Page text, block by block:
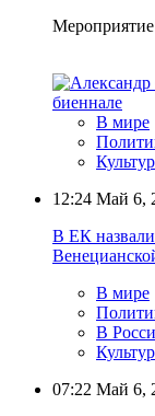
В мире
12:24 Май 6,
В ЕК
В мире
В
07:22 Май 6,